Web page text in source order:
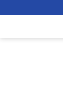
ke
yang Diduga